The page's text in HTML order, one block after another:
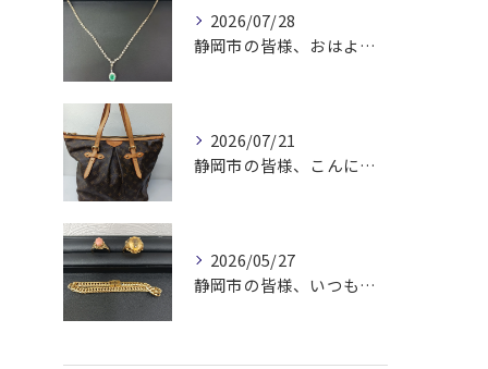
2026/07/28
静岡市の皆様、おはようございます。
2026/07/21
静岡市の皆様、こんにちは！
2026/05/27
静岡市の皆様、いつも大変お世話になっております。